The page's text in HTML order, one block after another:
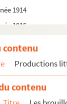
1914
1915
1918
Productions
contenu